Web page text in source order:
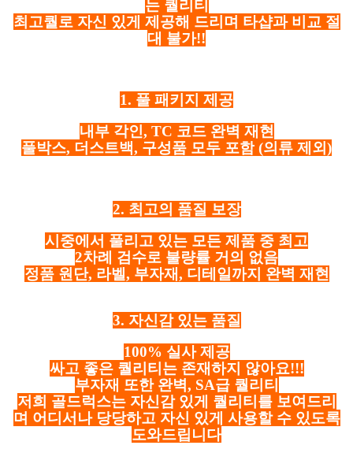
는 퀄리티
최고퀄로 자신 있게 제공해 드리며 타샵과 비교 절
대 불가!!
1. 풀 패키지 제공
내부 각인, TC 코드 완벽 재현
풀박스, 더스트백, 구성품 모두 포함 (의류 제외)
2. 최고의 품질 보장
시중에서 풀리고 있는 모든 제품 중 최고
2차례 검수로 불량률 거의 없음
정품 원단, 라벨, 부자재, 디테일까지 완벽 재현
3. 자신감 있는 품질
100% 실사 제공
싸고 좋은 퀄리티는 존재하지 않아요!!!
부자재 또한 완벽, SA급 퀄리티
저희 골드럭스는 자신감 있게 퀄리티를 보여드리
며 어디서나 당당하고 자신 있게 사용할 수 있도록
도와드립니다